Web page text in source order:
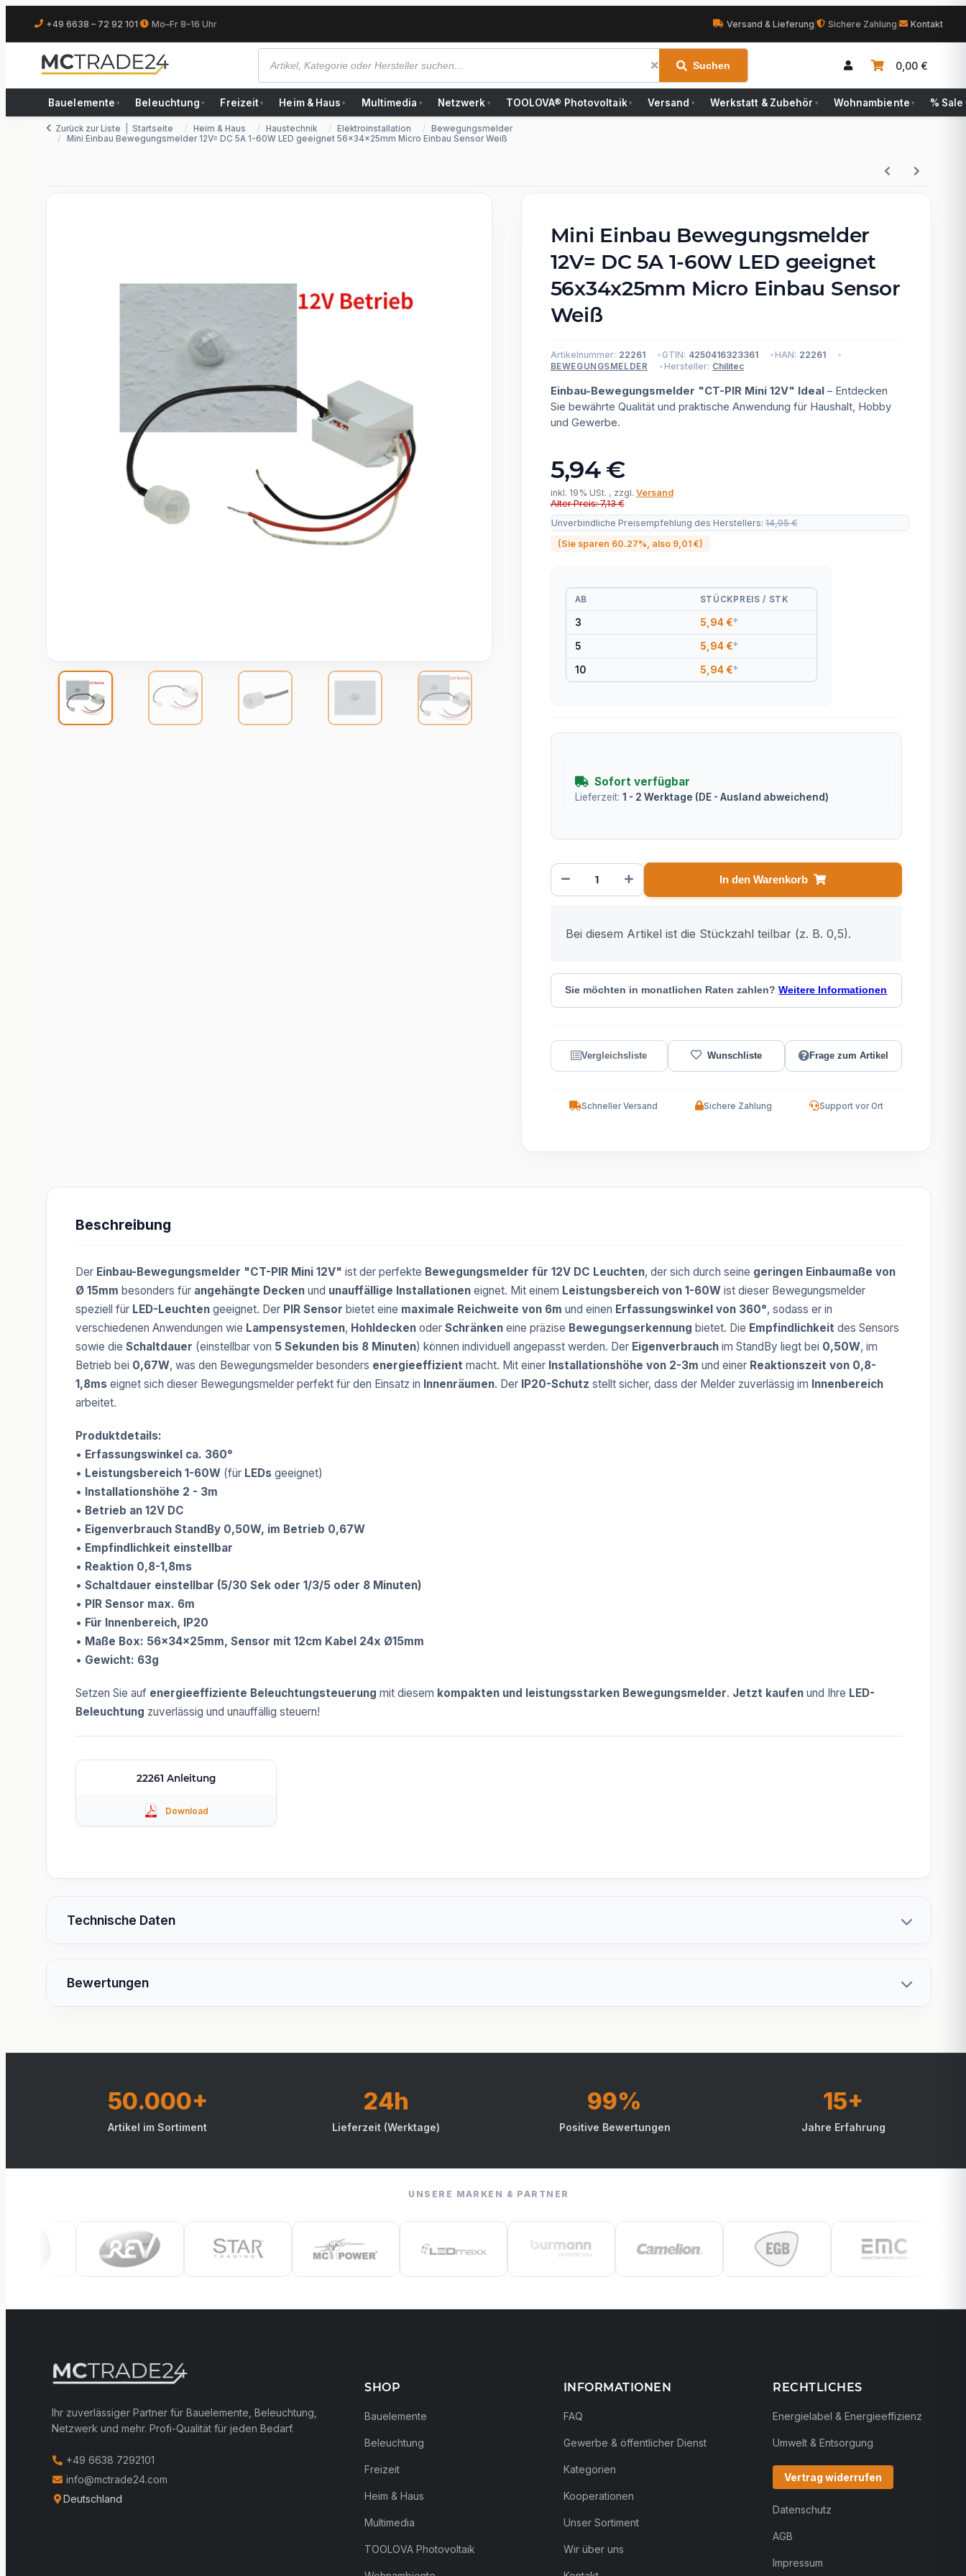
+49 6638 – 72 92 101 Mo–Fr 8–16 Uhr Versand & Lieferung Sichere Zahlung Kontakt
Suchen 0,00 €
Bauelemente ▾ Beleuchtung ▾ Freizeit ▾ Heim & Haus ▾ Multimedia ▾ Netzwerk ▾ TOOLOVA® Photovoltaik ▾ Versand ▾ Werkstatt & Zubehör ▾ Wohnambiente ▾ % Sale
Zurück zur Liste Startseite Heim & Haus Haustechnik Elektroinstallation
Bewegungsmelder
Mini Einbau Bewegungsmelder 12V= DC 5A 1-60W LED geeignet 56x34x25mm Micro Einbau Sensor Weiß
Mini Einbau Bewegungsmelder
12V= DC 5A 1-60W LED geeignet
56x34x25mm Micro Einbau Sensor
Weiß
Artikelnummer: 22261 GTIN: 4250416323361 HAN: 22261
BEWEGUNGSMELDER Hersteller: Chilitec
Einbau-Bewegungsmelder "CT-PIR Mini 12V" Ideal– Entdecken
Sie bewährte Qualität und praktische Anwendung für Haushalt, Hobby
und Gewerbe.
5,94 €
inkl. 19% USt. , zzgl. Versand
Alter Preis: 7,13 €
Unverbindliche Preisempfehlung des Herstellers:14,95 €
(Sie sparen 60.27% , also 9,01 €)
AB STÜCKPREIS / STK
3 5,94 €*
5 5,94 €*
10 5,94 €*
Sofort verfügbar
Lieferzeit: 1 - 2 Werktage (DE - Ausland abweichend)
In den Warenkorb
Bei diesem Artikel ist die Stückzahl teilbar (z. B. 0,5).
Sie möchten in monatlichen Raten zahlen?Weitere Informationen
Frage zum Artikel
Schneller Versand Sichere Zahlung Support vor Ort
Beschreibung
Der Einbau-Bewegungsmelder "CT-PIR Mini 12V" ist der perfekte Bewegungsmelder für 12V DC Leuchten, der sich durch seine geringen Einbaumaße von
Ø 15mm besonders für angehängte Decken und unauffällige Installationen eignet. Mit einem Leistungsbereich von 1-60W ist dieser Bewegungsmelder
speziell für LED-Leuchten geeignet. Der PIR Sensor bietet eine maximale Reichweite von 6m und einen Erfassungswinkel von 360°, sodass er in
verschiedenen Anwendungen wie Lampensystemen, Hohldecken oder Schränken eine präzise Bewegungserkennung bietet. Die Empfindlichkeit des Sensors
sowie die Schaltdauer (einstellbar von 5 Sekunden bis 8 Minuten) können individuell angepasst werden. Der Eigenverbrauch im StandBy liegt bei 0,50W, im
Betrieb bei 0,67W, was den Bewegungsmelder besonders energieeffizient macht. Mit einer Installationshöhe von 2-3m und einer Reaktionszeit von 0,8-
1,8ms eignet sich dieser Bewegungsmelder perfekt für den Einsatz in Innenräumen. Der IP20-Schutz stellt sicher, dass der Melder zuverlässig im Innenbereich
arbeitet.
Produktdetails:
• Erfassungswinkel ca. 360°
• Leistungsbereich 1-60W (für LEDs geeignet)
• Installationshöhe 2 - 3m
• Betrieb an 12V DC
• Eigenverbrauch StandBy 0,50W, im Betrieb 0,67W
• Empfindlichkeit einstellbar
• Reaktion 0,8-1,8ms
• Schaltdauer einstellbar (5/30 Sek oder 1/3/5 oder 8 Minuten)
• PIR Sensor max. 6m
• Für Innenbereich, IP20
• Maße Box: 56x34x25mm, Sensor mit 12cm Kabel 24x Ø15mm
• Gewicht: 63g
Setzen Sie auf energieeffiziente Beleuchtungsteuerung mit diesem kompakten und leistungsstarken Bewegungsmelder. Jetzt kaufen und Ihre LED-
Beleuchtung zuverlässig und unauffällig steuern!
22261 Anleitung
Technische Daten
Bewertungen
50.000+
Artikel im Sortiment
24h
Lieferzeit (Werktage)
99%
Positive Bewertungen
15+
Jahre Erfahrung
UNSERE MARKEN & PARTNER
Ihr zuverlässiger Partner für Bauelemente, Beleuchtung,
Netzwerk und mehr. Profi-Qualität für jeden Bedarf.
+49 6638 7292101
info@mctrade24.com
Deutschland
SHOP
Bauelemente
Beleuchtung
Freizeit
Heim & Haus
Multimedia
TOOLOVA Photovoltaik
INFORMATIONEN
FAQ
Gewerbe & öffentlicher Dienst
Kategorien
Kooperationen
Unser Sortiment
Wir über uns
RECHTLICHES
Energielabel & Energieeffizienz
Umwelt & Entsorgung
Vertrag widerrufen
Datenschutz
AGB
Impressum